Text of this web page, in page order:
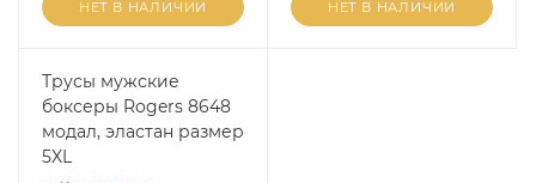
НЕТ В НАЛИЧИИ НЕТ В НАЛИЧИИ
Трусы мужские
боксеры Rogers 8648
модал, эластан размер
5XL